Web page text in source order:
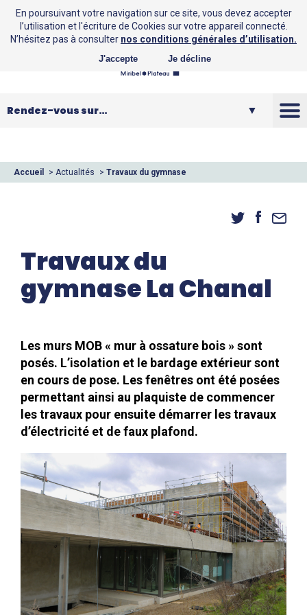
Vos loisirs
Accueil > Actualités > Travaux du gymnase
Travaux du
gymnase La Chanal
Les murs MOB « mur à ossature bois » sont
posés. L’isolation et le bardage extérieur sont
en cours de pose. Les fenêtres ont été posées
permettant ainsi au plaquiste de commencer
les travaux pour ensuite démarrer les travaux
d’électricité et de faux plafond.
En poursuivant votre navigation sur ce site, vous devez accepter
l’utilisation et l'écriture de Cookies sur votre appareil connecté.
N’hésitez pas à consulter nos conditions générales d’utilisation.
J'accepte Je décline